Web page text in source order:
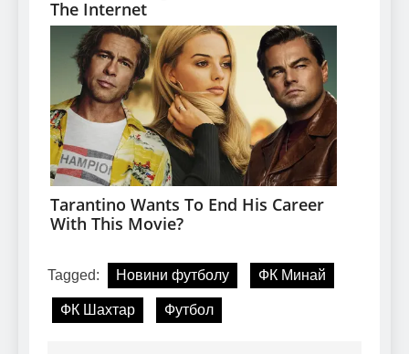
Tagged: Новини футболу ФК Минай
ФК Шахтар Футбол